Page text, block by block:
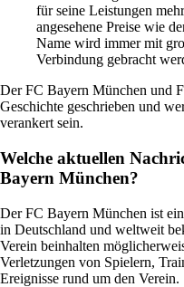
für seine Leistungen
angesehene Preise wie
Name wird immer mit
Verbindung gebracht
Der FC Bayern München und
Geschichte geschrieben und
verankert sein.
Welche aktuellen
Bayern München?
Der FC Bayern München ist
in Deutschland und weltweit
Verein beinhalten
Verletzungen von Spielern,
Ereignisse rund um den Verein.